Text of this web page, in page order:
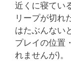
近くに寝てい
リープが切れ
はたぶんない
プレイの位置
れませんが)。